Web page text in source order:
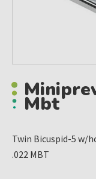
Mbt
Twin Bicuspid-5 w/
.022 MBT